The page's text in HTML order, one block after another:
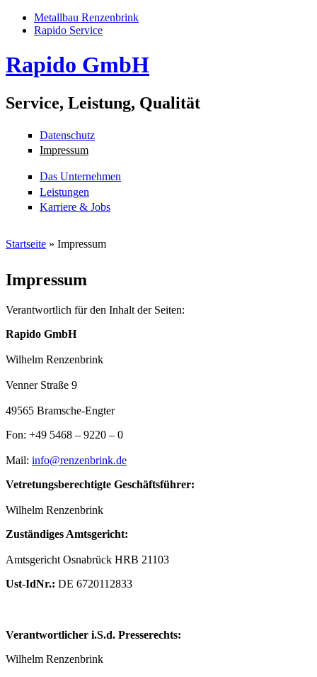
Metallbau Renzenbrink
Rapido Service
Rapido GmbH
Service, Leistung, Qualität
Datenschutz
Impressum
Das Unternehmen
Leistungen
Karriere & Jobs
Startseite » Impressum
Impressum
Verantwortlich für den Inhalt der Seiten:
Rapido GmbH
Wilhelm Renzenbrink
Venner Straße 9
49565 Bramsche-Engter
Fon: +49 5468 – 9220 – 0
Mail: info@renzenbrink.de
Vetretungsberechtigte Geschäftsführer:
Wilhelm Renzenbrink
Zuständiges Amtsgericht:
Amtsgericht Osnabrück HRB 21103
Ust-IdNr.: DE 6720112833
Verantwortlicher i.S.d. Presserechts:
Wilhelm Renzenbrink